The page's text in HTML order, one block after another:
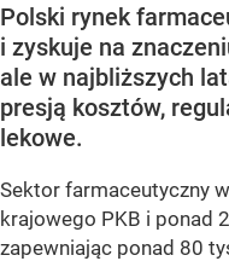
Polski rynek
i zyskuje na
ale w najbliższych
presją kosztów,
lekowe.
Sektor farmaceutyczny
krajowego PKB i ponad
zapewniając ponad 80